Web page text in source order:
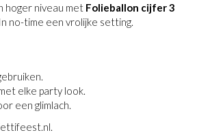
hoger niveau met Folieballon cijfer 3
. In no-time een vrolijke setting.
elke party look.
een glimlach.